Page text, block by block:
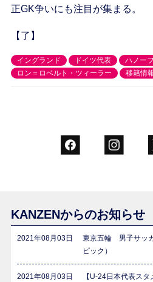
正GK争いにも注目が集まる。
【了】
イングランド ドイツ代表 ハノー
ロン＝ロベルト・ツィーラー
移籍情
KANZENからのお知らせ
2021年08月03日
東京五輪 男子サッ
ピック）
2021年08月03日
【U-24日本代表ス